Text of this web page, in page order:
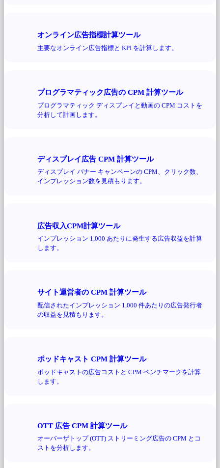
オンライン広告指標計算ツール
主要なオンライン広告指標と KPI を計算します。
プログラマティック広告の CPM 計算ツール
プログラマティック ディスプレイと動画の CPM コストを
分析して計画します。
ディスプレイ広告 CPM 計算ツール
ディスプレイ バナー キャンペーンの CPM、クリック数、
インプレッション数を見積もります。
広告収入CPM計算ツール
インプレッション 1,000 あたりに発生する広告収益を計算
します。
サイト運営者の CPM 計算ツール
配信されたインプレッション 1,000 件あたりの広告発行者
の収益を見積もります。
ポッドキャスト CPM 計算ツール
ポッドキャストの広告コストと CPM ベンチマークを計算
します。
OTT 広告 CPM 計算ツール
オーバーザトップ (OTT) ストリーミング広告の CPM とコ
ストを分析します。